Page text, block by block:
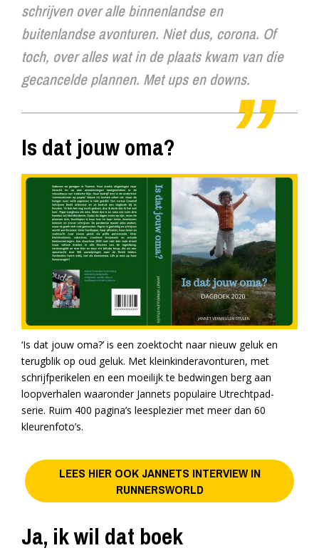
schrijven over alle binnenlandse en
buitenlandse avonturen. Niet dus, corona. Of
toch, over alles wat in de plaats kwam van die
gecancelde plannen. Metupsen downs.
Is dat jouw oma?
‘Is dat jouw oma?’ is een zoektocht naar nieuw geluk en
terugblik op oud geluk. Met kleinkinderavonturen, met
schrijfperikelen en een moeilijk te bedwingen berg aan
loopverhalen waaronder Jannets populaire Utrechtpad-
serie. Ruim 400 pagina’s leesplezier met meer dan 60
kleurenfoto’s.
LEES HIER OOK JANNETS INTERVIEW IN
RUNNERSWORLD
Ja, ik wil dat boek